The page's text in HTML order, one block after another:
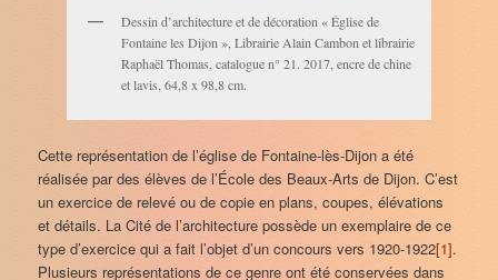
Dessin d’architecture et de décoration « Église de
Fontaine les Dijon », Librairie Alain Cambon et librairie
Raphaël Thomas, catalogue n° 21. 2017, encre de chine
et lavis, 64,8 x 98,8 cm.
Cette représentation de l’église de Fontaine-lès-Dijon a été
réalisée par des élèves de l’École des Beaux-Arts de Dijon. C’est
un exercice de relevé ou de copie en plans, coupes, élévations
et détails. La Cité de l’architecture possède un exemplaire de ce
type d’exercice qui a fait l’objet d’un concours vers 1920-1922[1].
Plusieurs représentations de ce genre ont été conservées dans